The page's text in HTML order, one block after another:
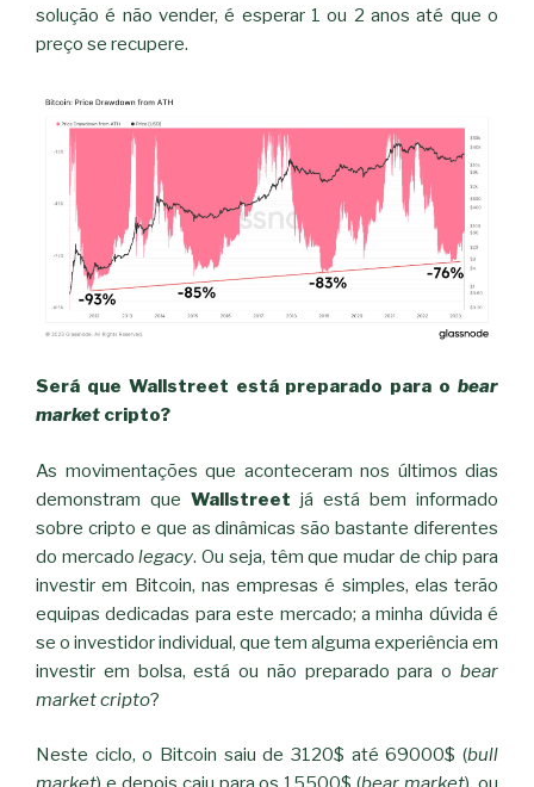
solução é não vender, é esperar 1 ou 2 anos até que o
preço se recupere.
Será que Wallstreet está preparado para o bear
market cripto?
As movimentações que aconteceram nos últimos dias
demonstram que Wallstreet já está bem informado
sobre cripto e que as dinâmicas são bastante diferentes
do mercado legacy. Ou seja, têm que mudar de chip para
investir em Bitcoin, nas empresas é simples, elas terão
equipas dedicadas para este mercado; a minha dúvida é
se o investidor individual, que tem alguma experiência em
investir em bolsa, está ou não preparado para o bear
market cripto?
Neste ciclo, o Bitcoin saiu de 3120$ até 69000$ (bull